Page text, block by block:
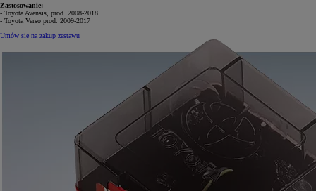
Zastosowanie:
- Toyota Avensis, prod. 2008-2018
- Toyota Verso prod. 2009-2017
Umów się na zakup zestawu